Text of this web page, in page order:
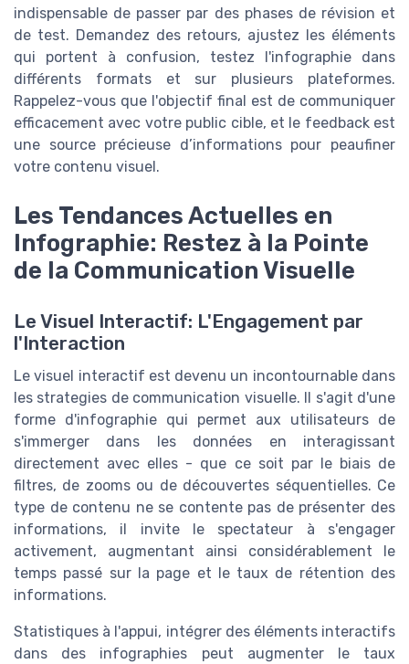
indispensable de passer par des phases de révision et
de test. Demandez des retours, ajustez les éléments
qui portent à confusion, testez l'infographie dans
différents formats et sur plusieurs plateformes.
Rappelez-vous que l'objectif final est de communiquer
efficacement avec votre public cible, et le feedback est
une source précieuse d’informations pour peaufiner
votre contenu visuel.
Les Tendances Actuelles en
Infographie: Restez à la Pointe
de la Communication Visuelle
Le Visuel Interactif: L'Engagement par
l'Interaction
Le visuel interactif est devenu un incontournable dans
les strategies de communication visuelle. Il s'agit d'une
forme d'infographie qui permet aux utilisateurs de
s'immerger dans les données en interagissant
directement avec elles - que ce soit par le biais de
filtres, de zooms ou de découvertes séquentielles. Ce
type de contenu ne se contente pas de présenter des
informations, il invite le spectateur à s'engager
activement, augmentant ainsi considérablement le
temps passé sur la page et le taux de rétention des
informations.
Statistiques à l'appui, intégrer des éléments interactifs
dans des infographies peut augmenter le taux